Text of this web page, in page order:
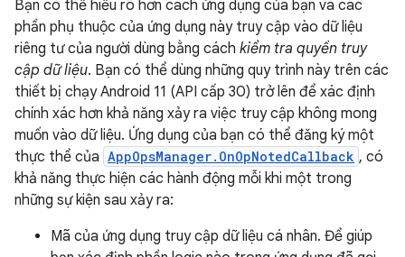
Bạn có thể hiểu rõ hơn cách ứng dụng của bạn và các
phần phụ thuộc của ứng dụng này truy cập vào dữ liệu
riêng tư của người dùng bằng cách kiểm tra quyền truy
cập dữ liệu. Bạn có thể dùng những quy trình này trên các
thiết bị chạy Android 11 (API cấp 30) trở lên để xác định
chính xác hơn khả năng xảy ra việc truy cập không mong
muốn vào dữ liệu. Ứng dụng của bạn có thể đăng ký một
thực thể của AppOpsManager.OnOpNotedCallback , có
khả năng thực hiện các hành động mỗi khi một trong
những sự kiện sau xảy ra:
Mã của ứng dụng truy cập dữ liệu cá nhân. Để giúp